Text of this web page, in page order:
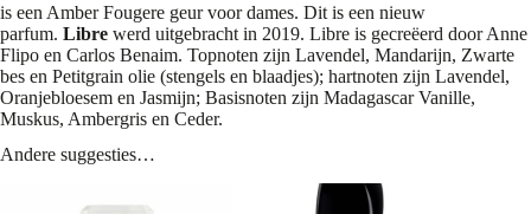
is een Amber Fougere geur voor dames. Dit is een nieuw
parfum. Libre werd uitgebracht in 2019. Libre is gecreëerd door Anne
Flipo en Carlos Benaim. Topnoten zijn Lavendel, Mandarijn, Zwarte
bes en Petitgrain olie (stengels en blaadjes); hartnoten zijn Lavendel,
Oranjebloesem en Jasmijn; Basisnoten zijn Madagascar Vanille,
Muskus, Ambergris en Ceder.
Andere suggesties…